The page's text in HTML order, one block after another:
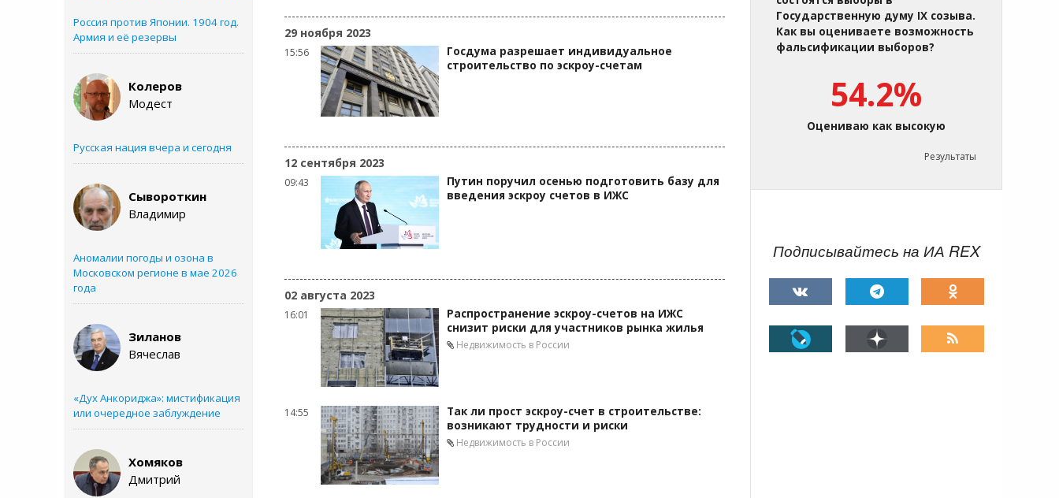
Россия против Японии. 1904 год.
Армия и её резервы
Колеров
Модест
Русская нация вчера и сегодня
Сывороткин
Владимир
Аномалии погоды и озона в
Московском регионе в мае 2026
года
Зиланов
Вячеслав
«Дух Анкориджа»: мистификация
или очередное заблуждение
Хомяков
Дмитрий
29 ноября 2023
15:56
Госдума разрешает индивидуальное
строительство по эскроу-счетам
12 сентября 2023
09:43
Путин поручил осенью подготовить базу для
введения эскроу счетов в ИЖС
02 августа 2023
16:01
Распространение эскроу-счетов на ИЖС
снизит риски для участников рынка жилья
Недвижимость в России
14:55
Так ли прост эскроу-счет в строительстве:
возникают трудности и риски
Недвижимость в России
Государственную думу IX созыва.
Как вы оцениваете возможность
фальсификации выборов?
54.2%
Оцениваю как высокую
Результаты
Подписывайтесь на ИА REX